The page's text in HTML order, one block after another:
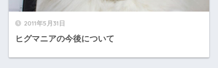
2011年5月31日
ヒグマニアの今後について